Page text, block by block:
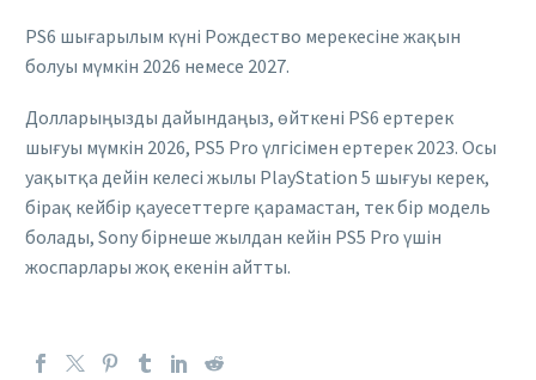
PS6 шығарылым күні Рождество мерекесіне жақын
болуы мүмкін 2026 немесе 2027.
Долларыңызды дайындаңыз, өйткені PS6 ертерек
шығуы мүмкін 2026, PS5 Pro үлгісімен ертерек 2023. Осы
уақытқа дейін келесі жылы PlayStation 5 шығуы керек,
бірақ кейбір қауесеттерге қарамастан, тек бір модель
болады, Sony бірнеше жылдан кейін PS5 Pro үшін
жоспарлары жоқ екенін айтты.